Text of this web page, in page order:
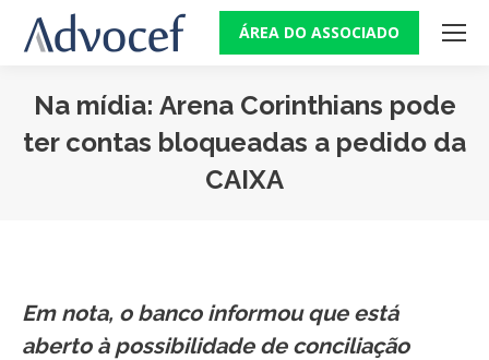
ÁREA DO ASSOCIADO
Na mídia: Arena Corinthians pode
ter contas bloqueadas a pedido da
CAIXA
Em nota, o banco informou que está
aberto à possibilidade de conciliação